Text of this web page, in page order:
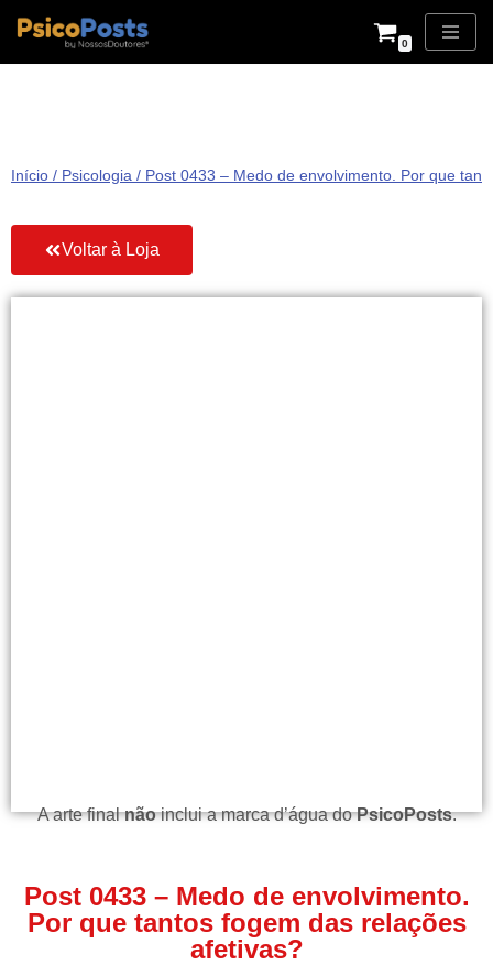
Pular
0
Início / Psicologia / Post 0433 – Medo de envolvimento. Por que
Voltar à Loja
A arte finalnãoinclui a marca d’água doPsicoPosts.
Post 0433 – Medo de envolvimento.
Por que tantos fogem das relações
afetivas?